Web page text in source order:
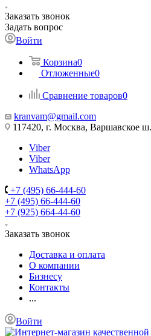
Заказать звонок
Задать вопрос
Войти
Корзина0
Отложенные0
Сравнение товаров0
kranvam@gmail.com
117420, г. Москва, Варшавское
Viber
Viber
WhatsApp
+7 (495) 66-444-60
+7 (495) 66-444-60
+7 (925) 664-44-60
Заказать звонок
Доставка и оплата
О компании
Бизнесу
Контакты
...
Войти